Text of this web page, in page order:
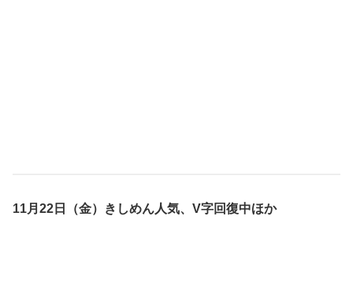
11月22日（金）きしめん人気、V字回復中ほか